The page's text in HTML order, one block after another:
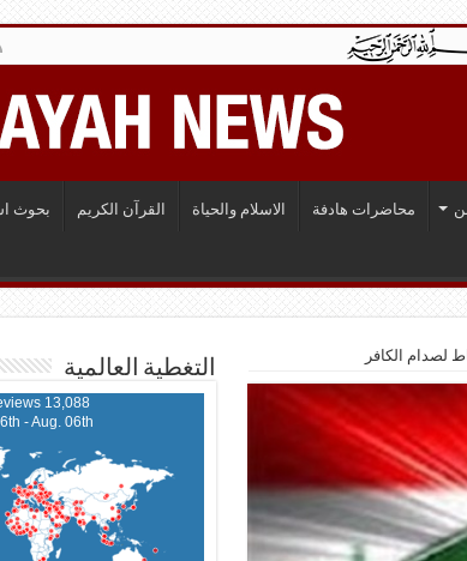
محاضرات هادفة الاسلام والحياة القرآن الكريم بحوث
لصدام الكافر
التغطية العالمية
13,088 Pageviews
- Aug. 06th